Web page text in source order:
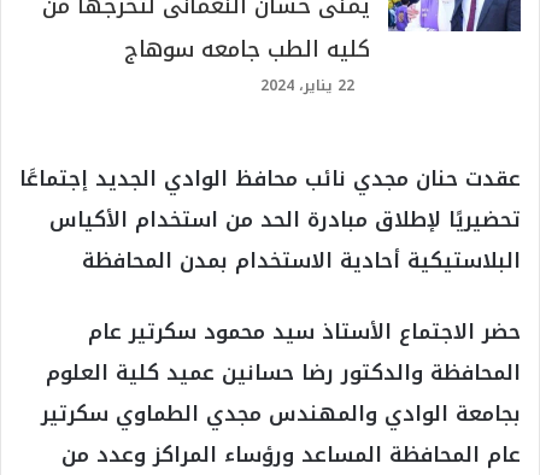
كليه الطب جامعه سوهاج
22 يناير، 2024
عقدت حنان مجدي نائب محافظ الوادي الجديد إجتماعََا
تحضيريًا لإطلاق مبادرة الحد من استخدام الأكياس
البلاستيكية أحادية الاستخدام بمدن المحافظة
حضر الاجتماع الأستاذ سيد محمود سكرتير عام
المحافظة والدكتور رضا حسانين عميد كلية العلوم
بجامعة الوادي والمهندس مجدي الطماوي سكرتير
عام المحافظة المساعد ورؤساء المراكز وعدد من